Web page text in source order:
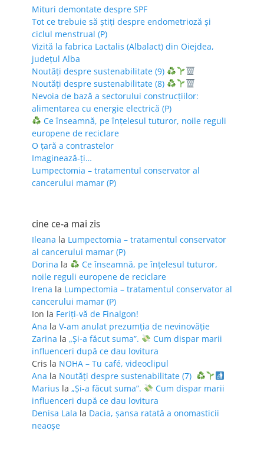
Mituri demontate despre SPF
Tot ce trebuie să știți despre endometrioză și
ciclul menstrual (P)
Vizită la fabrica Lactalis (Albalact) din Oiejdea,
județul Alba
Noutăți despre sustenabilitate (9)
Noutăți despre sustenabilitate (8)
Nevoia de bază a sectorului construcțiilor:
alimentarea cu energie electrică (P)
Ce înseamnă, pe înțelesul tuturor, noile reguli
europene de reciclare
O țară a contrastelor
Imaginează-ți…
Lumpectomia – tratamentul conservator al
cancerului mamar (P)
cine ce-a mai zis
Ileana la Lumpectomia – tratamentul conservator
al cancerului mamar (P)
Dorina la
Ce înseamnă, pe înțelesul tuturor,
noile reguli europene de reciclare
Irena la Lumpectomia – tratamentul conservator al
cancerului mamar (P)
Ion la Feriţi-vă de Finalgon!
Ana la V-am anulat prezumția de nevinovăție
Zarina la „Și-a făcut suma”.
Cum dispar marii
influenceri după ce dau lovitura
Cris la NOHA – Tu café, videoclipul
Ana la Noutăți despre sustenabilitate (7)
Marius la „Și-a făcut suma”.
Cum dispar marii
influenceri după ce dau lovitura
Denisa Lala la Dacia, șansa ratată a onomasticii
neaoșe